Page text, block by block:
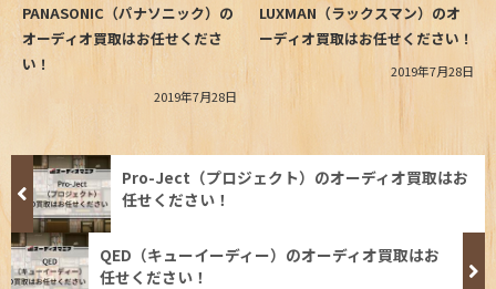
PANASONIC（パナソニック）の
オーディオ買取はお任せくださ
い！
2019年7月28日
LUXMAN（ラックスマン）のオ
ーディオ買取はお任せください！
2019年7月28日
Pro-Ject（プロジェクト）のオーディオ買取はお
任せください！
QED（キューイーディー）のオーディオ買取はお
任せください！